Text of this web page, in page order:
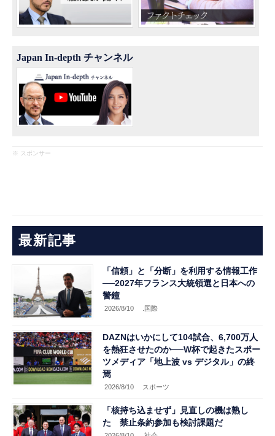
Japan In-depth チャンネル
※ スポンサー
最新記事
「信頼」と「分断」を利用する情報工作
──2027年フランス大統領選と日本への
警鐘
2026/8/10 .国際
DAZNはいかにして104試合、6,700万人
を熱狂させたのか──W杯で起きたスポー
ツメディア「地上波 vs デジタル」の終
焉
2026/8/10 スポーツ
「核持ち込ませず」見直しの機は熟し
た 禁止条約参加も検討課題だ